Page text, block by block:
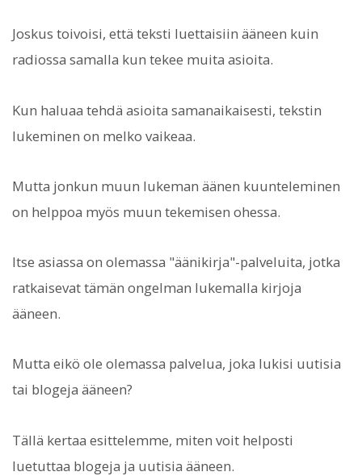
Joskus toivoisi, että teksti luettaisiin ääneen kuin
radiossa samalla kun tekee muita asioita.
Kun haluaa tehdä asioita samanaikaisesti, tekstin
lukeminen on melko vaikeaa.
Mutta jonkun muun lukeman äänen kuunteleminen
on helppoa myös muun tekemisen ohessa.
Itse asiassa on olemassa "äänikirja"-palveluita, jotka
ratkaisevat tämän ongelman lukemalla kirjoja
ääneen.
Mutta eikö ole olemassa palvelua, joka lukisi uutisia
tai blogeja ääneen?
Tällä kertaa esittelemme, miten voit helposti
luetuttaa blogeja ja uutisia ääneen.